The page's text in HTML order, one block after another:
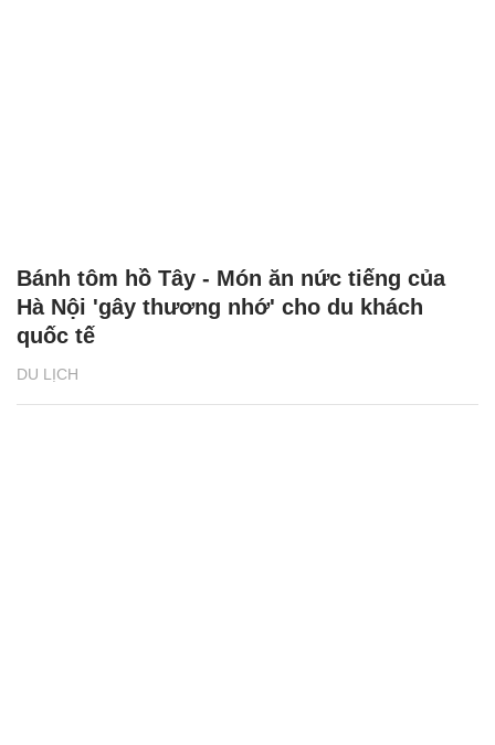
DU LỊCH
Bánh tôm hồ Tây - Món ăn nức tiếng của
Hà Nội 'gây thương nhớ' cho du khách
quốc tế